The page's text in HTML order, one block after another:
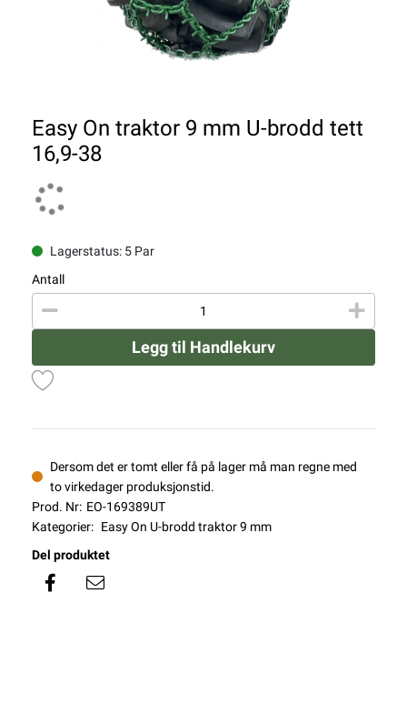
Easy On traktor 9 mm U-brodd tett
16,9-38
Lagerstatus: 5 Par
Antall
Legg til Handlekurv
Dersom det er tomt eller få på lager må man regne med
to virkedager produksjonstid.
Prod. Nr: EO-169389UT
Kategorier: Easy On U-brodd traktor 9 mm
Del produktet